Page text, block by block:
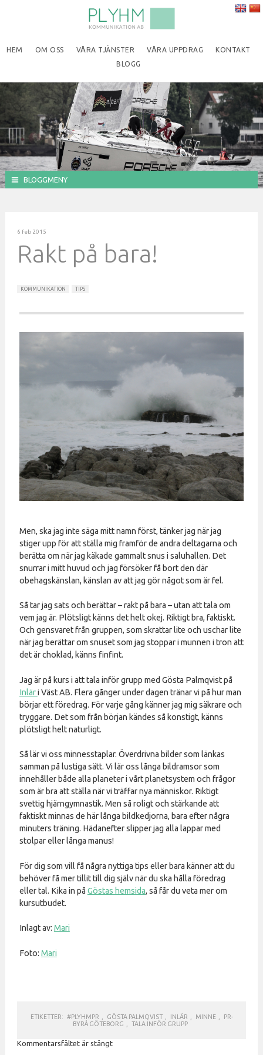
HEM OM OSS VÅRA TJÄNSTER VÅRA UPPDRAG
KONTAKT
BLOGG
BLOGGMENY
6 feb 2015
Rakt på bara!
KOMMUNIKATION TIPS
Men, ska jag inte säga mitt namn först, tänker jag när jag
stiger upp för att ställa mig framför de andra deltagarna och
berätta om när jag käkade gammalt snus i saluhallen. Det
snurrar i mitt huvud och jag försöker få bort den där
obehagskänslan, känslan av att jag gör något som är fel.
Så tar jag sats och berättar – rakt på bara – utan att tala om
vem jag är. Plötsligt känns det helt okej. Riktigt bra, faktiskt.
Och gensvaret från gruppen, som skrattar lite och uschar lite
när jag berättar om snuset som jag stoppar i munnen i tron att
det är choklad, känns finfint.
Jag är på kurs i att tala inför grupp med Gösta Palmqvist på
Inläri Väst AB. Flera gånger under dagen tränar vi på hur man
börjar ett föredrag. För varje gång känner jag mig säkrare och
tryggare. Det som från början kändes så konstigt, känns
plötsligt helt naturligt.
Så lär vi oss minnesstaplar. Överdrivna bilder som länkas
samman på lustiga sätt. Vi lär oss långa bildramsor som
innehåller både alla planeter i vårt planetsystem och frågor
som är bra att ställa när vi träffar nya människor. Riktigt
svettig hjärngymnastik. Men så roligt och stärkande att
faktiskt minnas de här långa bildkedjorna, bara efter några
minuters träning. Hädanefter slipper jag alla lappar med
stolpar eller långa manus!
För dig som vill få några nyttiga tips eller bara känner att du
behöver få mer tillit till dig själv när du ska hålla föredrag
eller tal. Kika in på Göstas hemsida, så får du veta mer om
kursutbudet.
Inlagt av: Mari
Foto: Mari
ETIKETTER: #PLYHMPR GÖSTA PALMQVIST INLÄR MINNE
PR-
BYRÅ GÖTEBORG
TALA INFÖR GRUPP
Kommentarsfältet är stängt